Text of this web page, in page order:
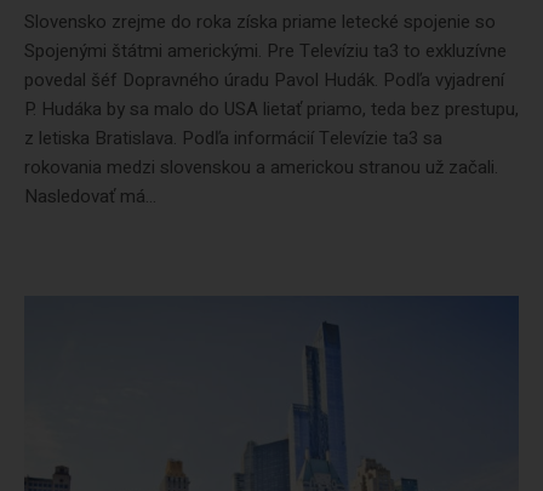
Slovensko zrejme do roka získa priame letecké spojenie so
Spojenými štátmi americkými. Pre Televíziu ta3 to exkluzívne
povedal šéf Dopravného úradu Pavol Hudák. Podľa vyjadrení
P. Hudáka by sa malo do USA lietať priamo, teda bez prestupu,
z letiska Bratislava. Podľa informácií Televízie ta3 sa
rokovania medzi slovenskou a americkou stranou už začali.
Nasledovať má...